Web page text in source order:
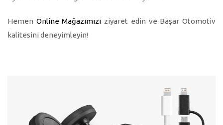
Hemen Online Mağazımızı ziyaret edin ve Başar Otomotiv
kalitesini deneyimleyin!